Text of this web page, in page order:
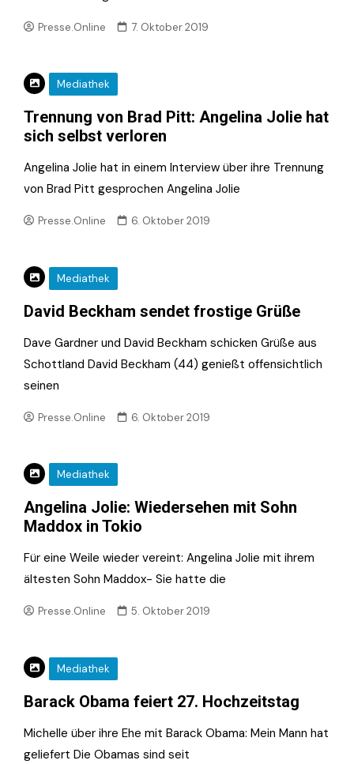
Presse.Online 7. Oktober 2019
Mediathek
Trennung von Brad Pitt: Angelina Jolie hat
sich selbst verloren
Angelina Jolie hat in einem Interview über ihre Trennung
von Brad Pitt gesprochen Angelina Jolie
Presse.Online 6. Oktober 2019
Mediathek
David Beckham sendet frostige Grüße
Dave Gardner und David Beckham schicken Grüße aus
Schottland David Beckham (44) genießt offensichtlich
seinen
Presse.Online 6. Oktober 2019
Mediathek
Angelina Jolie: Wiedersehen mit Sohn
Maddox in Tokio
Für eine Weile wieder vereint: Angelina Jolie mit ihrem
ältesten Sohn Maddox- Sie hatte die
Presse.Online 5. Oktober 2019
Mediathek
Barack Obama feiert 27. Hochzeitstag
Michelle über ihre Ehe mit Barack Obama: Mein Mann hat
geliefert Die Obamas sind seit